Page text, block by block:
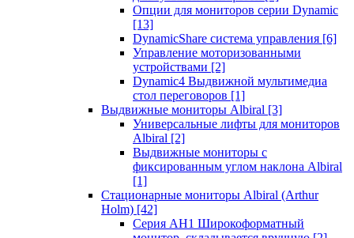
Опции для мониторов серии Dynamic
[13]
DynamicShare система управления [6]
Управление моторизованными
устройствами [2]
Dynamic4 Выдвижной мультимедиа
стол переговоров [1]
Выдвижные мониторы Albiral [3]
Универсальные лифты для мониторов
Albiral [2]
Выдвижные мониторы с
фиксированным углом наклона Albiral
[1]
Стационарные мониторы Albiral (Arthur
Holm) [42]
Серия AH1 Широкоформатный